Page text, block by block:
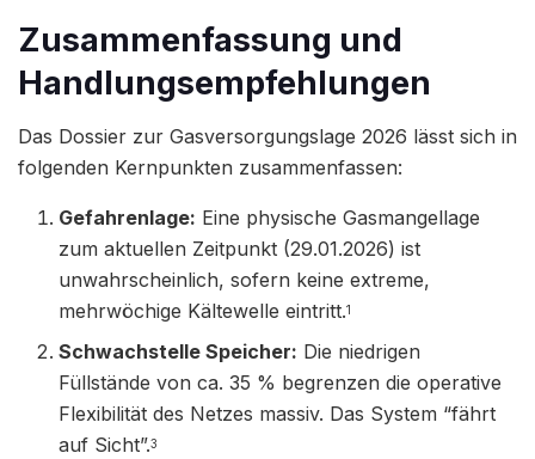
Zusammenfassung und
Handlungsempfehlungen
Das Dossier zur Gasversorgungslage 2026 lässt sich in
folgenden Kernpunkten zusammenfassen:
Gefahrenlage: Eine physische Gasmangellage
zum aktuellen Zeitpunkt (29.01.2026) ist
unwahrscheinlich, sofern keine extreme,
mehrwöchige Kältewelle eintritt.1
Schwachstelle Speicher: Die niedrigen
Füllstände von ca. 35 % begrenzen die operative
Flexibilität des Netzes massiv. Das System “fährt
auf Sicht”.3